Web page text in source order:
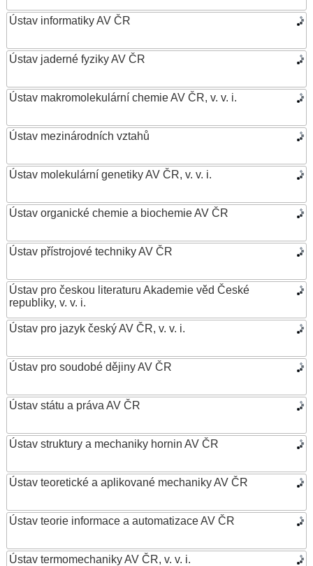
Ústav informatiky AV ČR
Ústav jaderné fyziky AV ČR
Ústav makromolekulární chemie AV ČR, v. v. i.
Ústav mezinárodních vztahů
Ústav molekulární genetiky AV ČR, v. v. i.
Ústav organické chemie a biochemie AV ČR
Ústav přístrojové techniky AV ČR
Ústav pro českou literaturu Akademie věd České
republiky, v. v. i.
Ústav pro jazyk český AV ČR, v. v. i.
Ústav pro soudobé dějiny AV ČR
Ústav státu a práva AV ČR
Ústav struktury a mechaniky hornin AV ČR
Ústav teoretické a aplikované mechaniky AV ČR
Ústav teorie informace a automatizace AV ČR
Ústav termomechaniky AV ČR, v. v. i.